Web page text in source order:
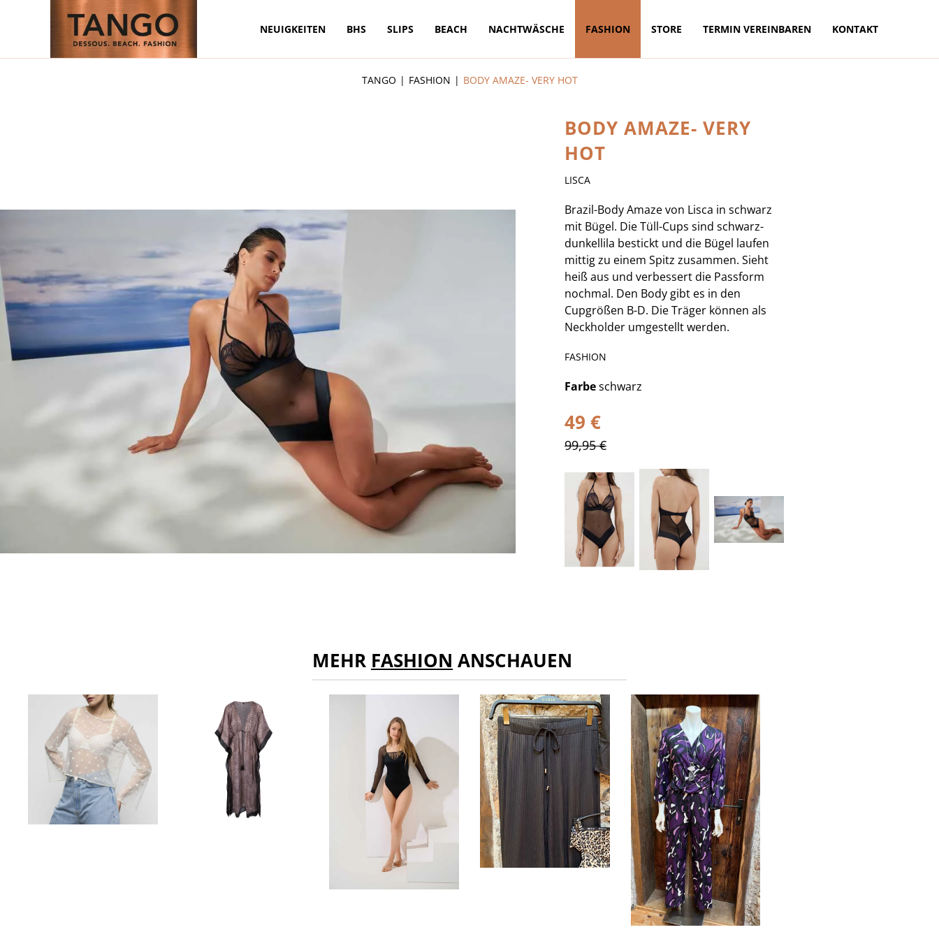
Zum Hauptinhalt springen
NEUIGKEITEN BHS SLIPS BEACH NACHTWÄSCHE FASHION STORE TERMIN VEREINBAREN KONTAKT
TANGO FASHION BODY AMAZE- VERY HOT
BODY AMAZE- VERY
HOT
LISCA
Brazil-Body Amaze von Lisca in schwarz
mit Bügel. Die Tüll-Cups sind schwarz-
dunkellila bestickt und die Bügel laufen
mittig zu einem Spitz zusammen. Sieht
heiß aus und verbessert die Passform
nochmal. Den Body gibt es in den
Cupgrößen B-D. Die Träger können als
Neckholder umgestellt werden.
FASHION
Farbeschwarz
49 €
99,95 €
MEHR FASHION ANSCHAUEN